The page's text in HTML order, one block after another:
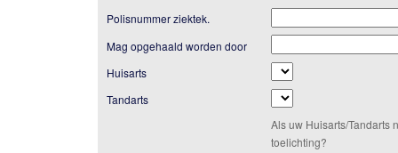
Polisnummer ziektek.
Mag opgehaald worden door
Huisarts
Tandarts
Als uw Huisarts/Tandarts
toelichting?